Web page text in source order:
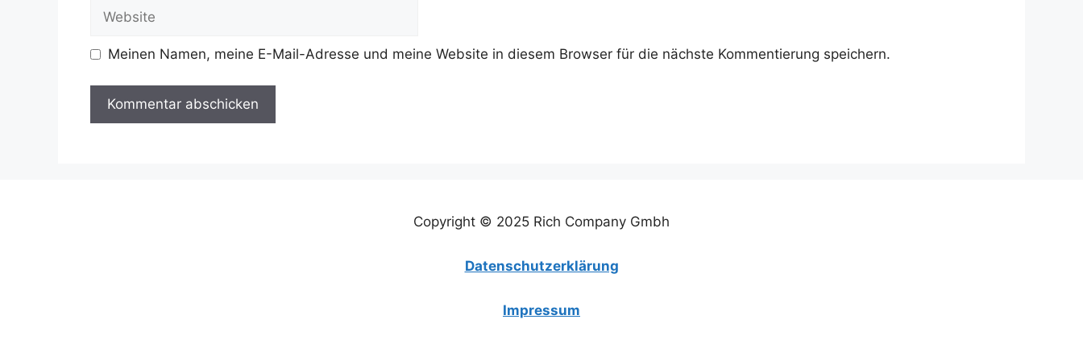
Website
Meinen Namen, meine E-Mail-Adresse und meine Website in diesem Browser für die nächste Kommentierung speichern.
Copyright © 2025 Rich Company Gmbh
Datenschutzerklärung
Impressum